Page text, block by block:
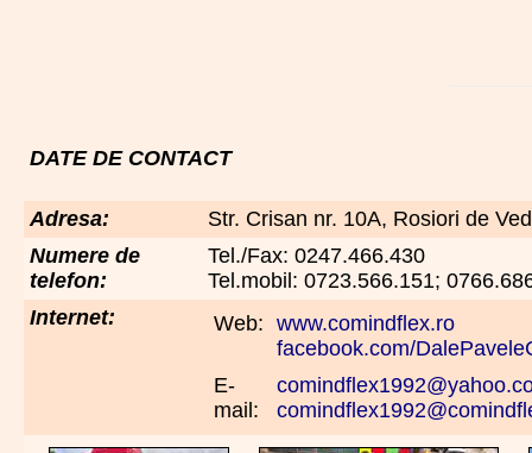
DATE DE CONTACT
Adresa:
Str. Crisan nr. 10A, Rosiori de
Numere de
telefon:
Tel./Fax: 0247.466.430
Tel.mobil: 0723.566.151;
Internet:
Web: www.comindflex.ro
facebook.com/
E-
mail: